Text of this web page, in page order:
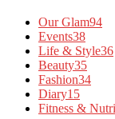
Our Glam94
Events38
Life & Style36
Beauty35
Fashion34
Diary15
Fitness &